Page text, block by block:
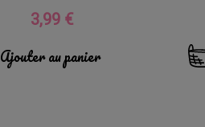
Prix
3,99 €
Ajouter au panier